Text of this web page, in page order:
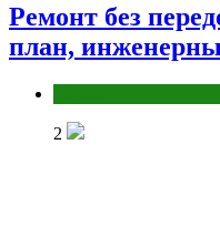
Ремонт без
план,
2